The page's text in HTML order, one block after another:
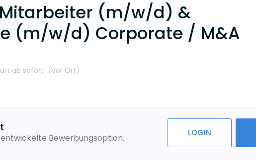
(m/w/d) &
(m/w/d) Corporate / M&A
ab sofort (Vor Ort)
Bewerbungsoption. LOGIN